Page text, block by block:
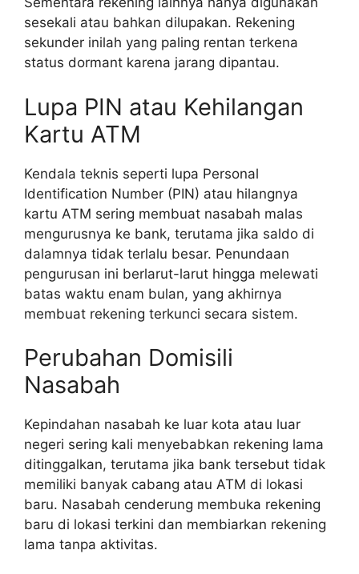
sesekali atau bahkan dilupakan. Rekening
sekunder inilah yang paling rentan terkena
status dormant karena jarang dipantau.
Lupa PIN atau Kehilangan
Kartu ATM
Kendala teknis seperti lupa Personal
Identification Number (PIN) atau hilangnya
kartu ATM sering membuat nasabah malas
mengurusnya ke bank, terutama jika saldo di
dalamnya tidak terlalu besar. Penundaan
pengurusan ini berlarut-larut hingga melewati
batas waktu enam bulan, yang akhirnya
membuat rekening terkunci secara sistem.
Perubahan Domisili
Nasabah
Kepindahan nasabah ke luar kota atau luar
negeri sering kali menyebabkan rekening lama
ditinggalkan, terutama jika bank tersebut tidak
memiliki banyak cabang atau ATM di lokasi
baru. Nasabah cenderung membuka rekening
baru di lokasi terkini dan membiarkan rekening
lama tanpa aktivitas.